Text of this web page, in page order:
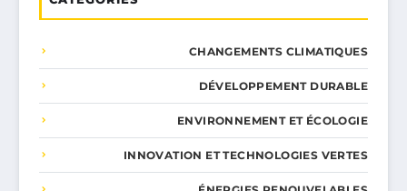
CHANGEMENTS CLIMATIQUES
DÉVELOPPEMENT DURABLE
ENVIRONNEMENT ET ÉCOLOGIE
INNOVATION ET TECHNOLOGIES VERTES